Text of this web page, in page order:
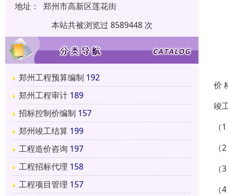
地址：
郑州市高新区莲花街
本站共被浏览过 8589448 次
郑州工程预算编制 192
郑州工程审计 189
招标控制价编制 157
郑州竣工结算 199
工程造价咨询 197
工程招标代理 158
工程项目管理 157
价
竣